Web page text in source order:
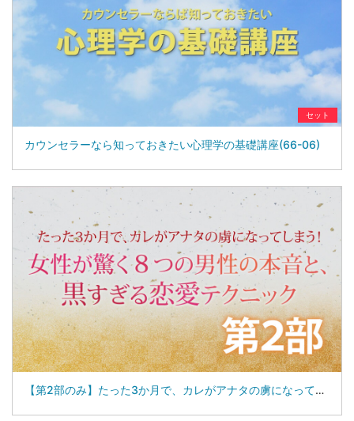
セット
カウンセラーなら知っておきたい心理学の基礎講座(66-06)
【第2部のみ】たった3か月で、カレがアナタの虜になってしまう！ 女性が驚く８つの男性の本音と、黒すぎる恋愛テクニック(04-27-02)